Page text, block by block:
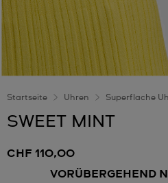
Startseite Uhren Superflache
SWEET MINT
CHF 110,00
VORÜBERGEHEND